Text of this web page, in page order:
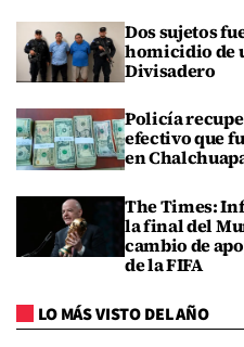
Dos sujetos
homicidio de
Divisadero
Policía
efectivo que
en
The Times:
la final del
cambio de
de la FIFA
LO MÁS VISTO DEL AÑO